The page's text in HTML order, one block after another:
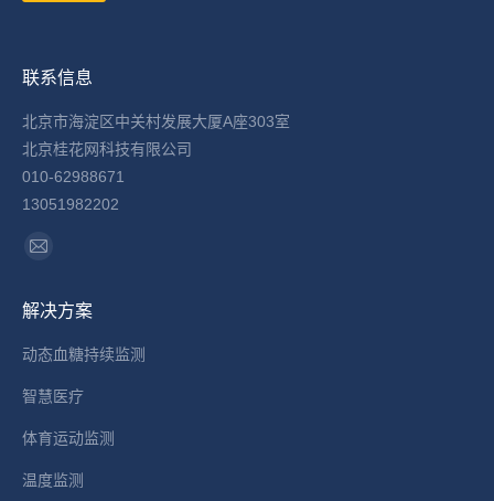
联系信息
北京市海淀区中关村发展大厦A座303室
北京桂花网科技有限公司
010-62988671
13051982202
找到我们：
Mail
opens
in
window
解决方案
动态血糖持续监测
智慧医疗
体育运动监测
温度监测